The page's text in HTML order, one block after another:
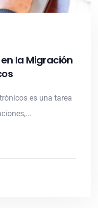
la Migración
es una tarea